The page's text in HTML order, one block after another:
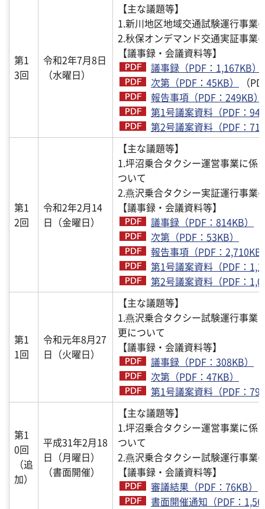
第1
3回
令和2年7月8日
（水曜日）
【主な議題等】
1.新川地区地域交通試験運行事業
2.秋保オンデマンド交通実証事業
【議事録・会議資料等】
議事録（PDF：1,167KB）
次第（PDF：45KB）
（
報告事項（PDF：249KB）
第1号議案資料（PDF：
第2号議案資料（PDF：
第1
2回
令和2年2月14
日（金曜日）
【主な議題等】
1.坪沼乗合タクシー運営事業に係
ついて
2.燕沢乗合タクシー実証運行事業
【議事録・会議資料等】
議事録（PDF：814KB）
次第（PDF：53KB）
報告事項（PDF：2,710KB
第1号議案資料（PDF：
第2号議案資料（PDF：
第1
1回
令和元年8月27
日（火曜日）
【主な議題等】
1.燕沢乗合タクシー試験運行事業
更について
【議事録・会議資料等】
議事録（PDF：308KB）
次第（PDF：47KB）
第1号議案資料（PDF：
第1
0回
（追
加）
平成31年2月18
日（月曜日）
（書面開催）
【主な議題等】
1.坪沼乗合タクシー運営事業に係
ついて
2.燕沢乗合タクシー試験運行事業
【議事録・会議資料等】
審議結果（PDF：76KB）
書面開催通知（PDF：